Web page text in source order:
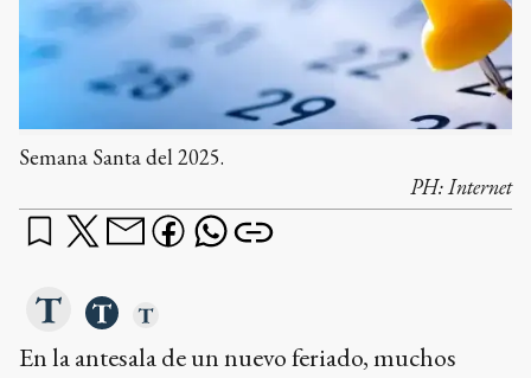
Semana Santa del 2025.
PH:Internet
En la antesala de un nuevo feriado, muchos